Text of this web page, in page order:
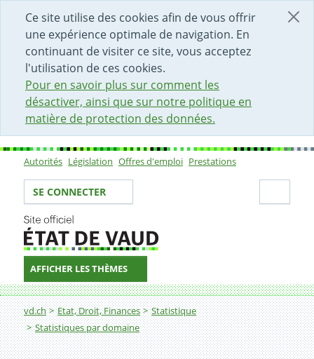
Ce site utilise des cookies afin de vous offrir
une expérience optimale de navigation. En
continuant de visiter ce site, vous acceptez
l'utilisation de ces cookies.
Pour en savoir plus sur comment les
désactiver, ainsi que sur notre politique en
matière de protection des données.
DÉBUT DU CONTENU DE LA PAGE
ACCÈS AU CHAMP DE RECHERCHE
PAGE D'ACCUEIL
FORMULAIRE DE CONTACT
Sous-navigation
Autorités Législation Offres d'emploi Prestations
Votre identité
SE CONNECTER
AFFICHER LES THÈMES
Fil d'Ariane
vd.ch Etat, Droit, Finances
Statistique
Statistiques par domaine
02. Espace et environnement